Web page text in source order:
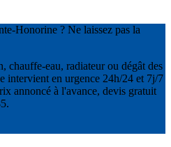
Honorine ? Ne laissez pas la
chauffe-eau, radiateur ou dégât des
intervient en urgence 24h/24 et 7j/7
annoncé à l'avance, devis gratuit